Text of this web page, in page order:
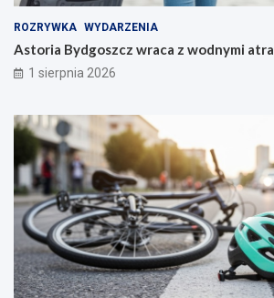
ROZRYWKA WYDARZENIA
Astoria Bydgoszcz wraca z wodnymi
1 sierpnia 2026